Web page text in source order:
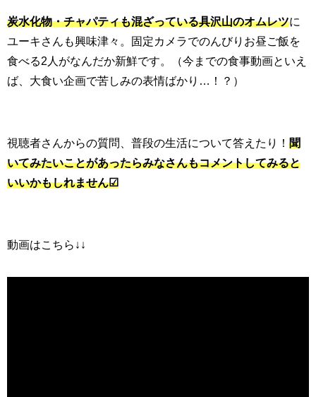
炭水化物・チャパティも混ざっている具沢山のオムレツに
ユーキさんも興味津々。固定カメラでのんびりお昼ご飯を
食べる2人がなんだか新鮮です。（今までの食事動画といえ
ば、大食い企画で苦しみの表情ばかり…！？）
視聴者さんからの質問、普段の生活について答えたり！ 聞
いてみたいことがあったらみなさんもコメントしてみると
いいかもしれません☑
動画はこちら↓↓